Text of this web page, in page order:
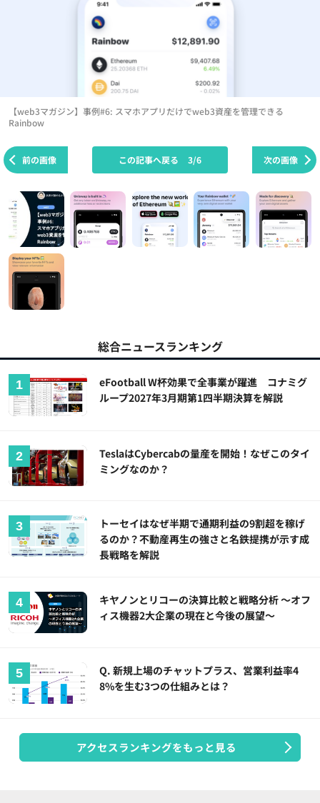
【web3マガジン】事例#6: スマホアプリだけでweb3資産を管理できる
Rainbow
前の画像 次の画像
この記事へ戻る 3/6
総合ニュースランキング
eFootball W杯効果で全事業が躍進 コナミグ
ループ2027年3月期第1四半期決算を解説
TeslaはCybercabの量産を開始！なぜこのタイ
ミングなのか？
トーセイはなぜ半期で通期利益の9割超を稼げ
るのか？不動産再生の強さと名鉄提携が示す成
長戦略を解説
キヤノンとリコーの決算比較と戦略分析 ～オフ
ィス機器2大企業の現在と今後の展望～
Q. 新規上場のチャットプラス、営業利益率4
8%を生む3つの仕組みとは？
アクセスランキングをもっと見る